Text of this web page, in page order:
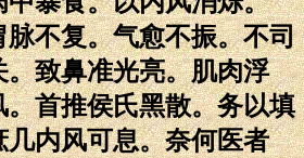
不复。气愈不振。不司
致鼻准光亮。肌肉浮
首推侯氏黑散。务以填
内风可息。奈何医者